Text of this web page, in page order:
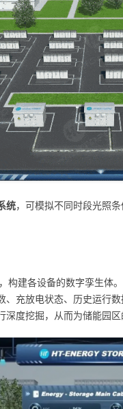
统，可模拟不同时段光照
构建各设备的数字孪生体
、充放电状态、历史运行
度挖掘，从而为储能园区